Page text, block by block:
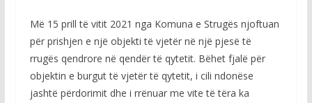
Më 15 prill të vitit 2021 nga Komuna e Strugës njoftuan
për prishjen e një objekti të vjetër në një pjesë të
rrugës qendrore në qendër të qytetit. Bëhet fjalë për
objektin e burgut të vjetër të qytetit, i cili ndonëse
jashtë përdorimit dhe i rrënuar me vite të tëra ka